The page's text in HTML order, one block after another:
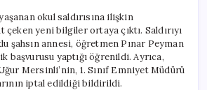
Edici
Detaylar
için
okul saldırısına ilişkin
yeni bilgiler ortaya çıktı. Saldırıyı
şahsın annesi, öğretmen Pınar Peyman
başvurusu yaptığı öğrenildi. Ayrıca,
Mersinli’nin, 1. Sınıf Emniyet Müdürü
iptal edildiği bildirildi.